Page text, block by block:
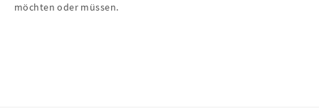
möchten oder müssen.